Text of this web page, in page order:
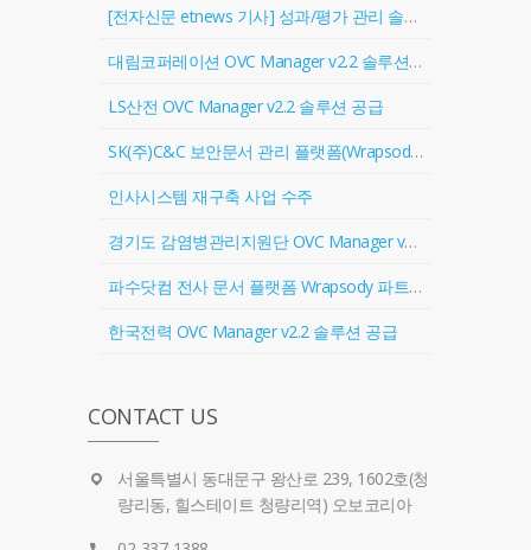
[전자신문 etnews 기사] 성과/평가 관리 솔루션 '골인원(Goal In One)' 출시
대림코퍼레이션 OVC Manager v2.2 솔루션 공급
LS산전 OVC Manager v2.2 솔루션 공급
SK(주)C&C 보안문서 관리 플랫폼(Wrapsody) 협력업체 등록
인사시스템 재구축 사업 수주
경기도 감염병관리지원단 OVC Manager v2.2 솔루션 공급
파수닷컴 전사 문서 플랫폼 Wrapsody 파트너 계약 체결
한국전력 OVC Manager v2.2 솔루션 공급
CONTACT US
서울특별시 동대문구 왕산로 239, 1602호(청
량리동, 힐스테이트 청량리역) 오보코리아